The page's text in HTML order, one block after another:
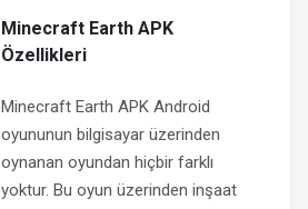
Minecraft Earth APK
Özellikleri
Minecraft Earth APK Android
oyununun bilgisayar üzerinden
oynanan oyundan hiçbir farklı
yoktur. Bu oyun üzerinden inşaat